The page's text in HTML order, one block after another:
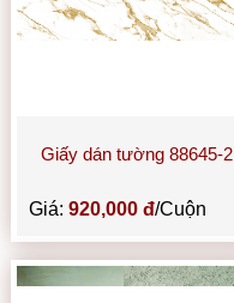
Giấy dán tường 88645-2
Giá:920,000 đ/Cuộn